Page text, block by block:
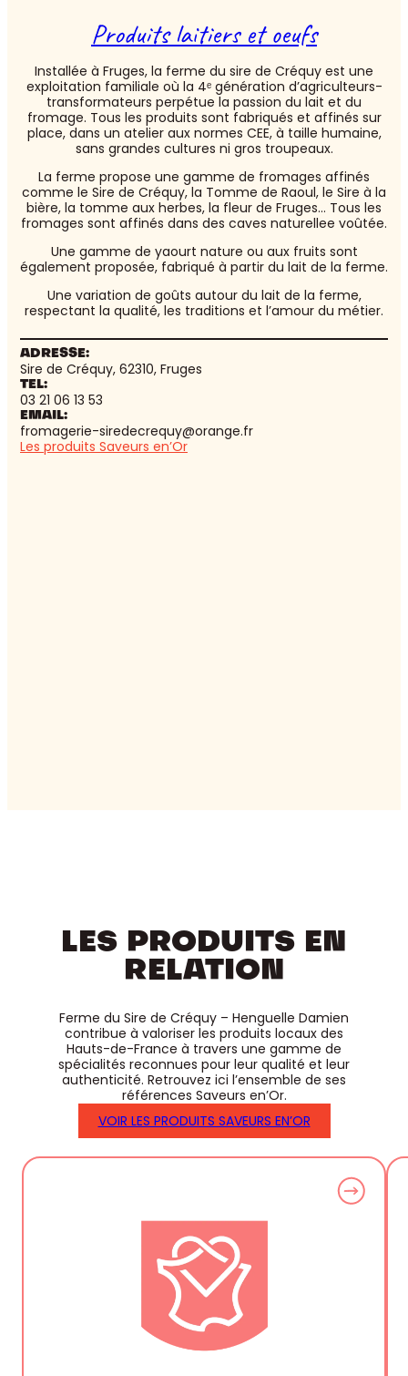
Produits laitiers et oeufs
Installée à Fruges, la ferme du sire de Créquy est une
exploitation familiale où la 4ᵉ génération d’agriculteurs-
transformateurs perpétue la passion du lait et du
fromage. Tous les produits sont fabriqués et affinés sur
place, dans un atelier aux normes CEE, à taille humaine,
sans grandes cultures ni gros troupeaux.
La ferme propose une gamme de fromages affinés
comme le Sire de Créquy, la Tomme de Raoul, le Sire à la
bière, la tomme aux herbes, la fleur de Fruges… Tous les
fromages sont affinés dans des caves naturellee voûtée.
Une gamme de yaourt nature ou aux fruits sont
également proposée, fabriqué à partir du lait de la ferme.
Une variation de goûts autour du lait de la ferme,
respectant la qualité, les traditions et l’amour du métier.
ADRESSE:
Sire de Créquy, 62310, Fruges
TEL:
03 21 06 13 53
EMAIL:
fromagerie-siredecrequy@orange.fr
Les produits Saveurs en’Or
LES PRODUITS EN
RELATION
Ferme du Sire de Créquy – Henguelle Damien
contribue à valoriser les produits locaux des
Hauts-de-France à travers une gamme de
spécialités reconnues pour leur qualité et leur
authenticité. Retrouvez ici l’ensemble de ses
références Saveurs en’Or.
VOIR LES PRODUITS SAVEURS EN’OR